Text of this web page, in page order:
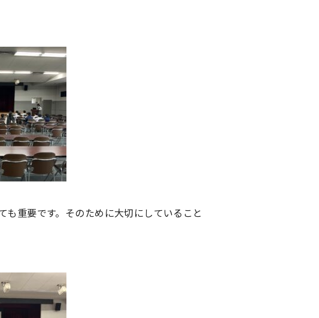
重要です。そのために大切にしていること